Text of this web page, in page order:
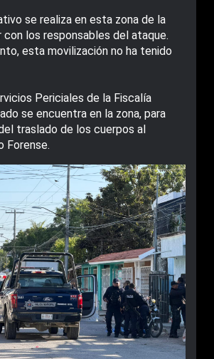
se realiza en esta zona de la
con los responsables del ataque.
esta movilización no ha tenido
Periciales de la Fiscalía
se encuentra en la zona, para
traslado de los cuerpos al
Forense.